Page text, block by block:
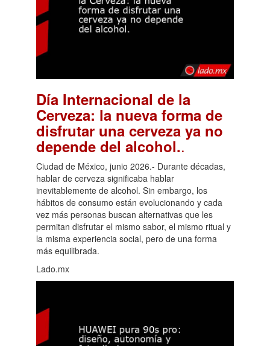
Día Internacional de la
Cerveza: la nueva forma de
disfrutar una cerveza ya no
depende del alcohol..
Ciudad de México, junio 2026.- Durante décadas,
hablar de cerveza significaba hablar
inevitablemente de alcohol. Sin embargo, los
hábitos de consumo están evolucionando y cada
vez más personas buscan alternativas que les
permitan disfrutar el mismo sabor, el mismo ritual y
la misma experiencia social, pero de una forma
más equilibrada.
Lado.mx